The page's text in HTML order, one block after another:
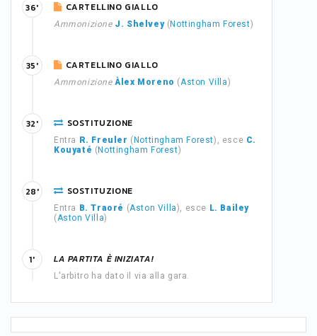
CARTELLINO GIALLO
Ammonizione J. Shelvey( Nottingham Forest)
36'
CARTELLINO GIALLO
Ammonizione Àlex Moreno (Aston Villa)
35'
SOSTITUZIONE
Entra R. Freuler ( Nottingham Forest), esce C.
Kouyaté ( Nottingham Forest)
32'
SOSTITUZIONE
Entra B. Traoré (Aston Villa), esce L. Bailey
(Aston Villa)
28'
LA PARTITA È INIZIATA!
L'arbitro ha dato il via alla gara.
1'